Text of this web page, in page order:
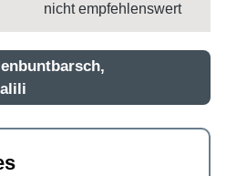
nicht empfehlenswert